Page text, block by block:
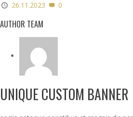
26.11.2023 0
AUTHOR TEAM
UNIQUE CUSTOM BANNER